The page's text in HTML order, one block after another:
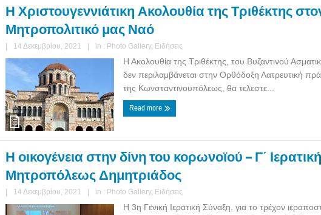
Η Χριστουγεννιάτικη Ακολουθία της Τριθέκτης
Μητροπολιτικό μας Ναό
14 Δεκεμβρίου, 2021 in : Photo Gallery, Ειδήσεις
Η Ακολουθία της Τριθέκτης, του Βυζαντινού
δεν περιλαμβάνεται στην Ορθόδοξη Λατρευτική
της Κωνσταντινουπόλεως, θα τελεστε...
Read more
Η οικογένεια στην δίνη του κορωνοϊού – Γ΄
Μητροπόλεως Δημητριάδος
14 Δεκεμβρίου, 2021 in : Photo Gallery, Ειδήσεις
Η 3η Γενική Ιερατική Σύναξη, για το τρέχον